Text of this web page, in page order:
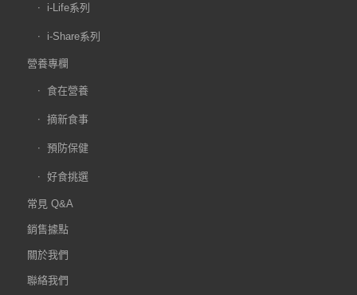
i-Life系列
i-Share系列
營養專欄
食在營養
摘新食事
預防保健
好食挑選
常見 Q&A
銷售據點
關於我們
聯絡我們